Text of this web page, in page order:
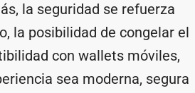
la seguridad se refuerza
la posibilidad de congelar el
con wallets móviles,
sea moderna, segura